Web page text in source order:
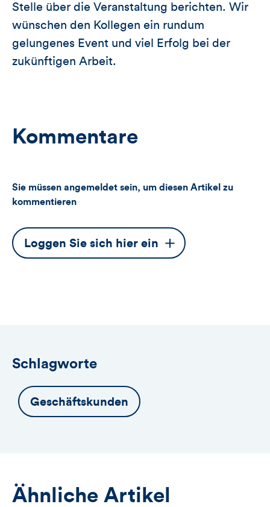
Stelle über die Veranstaltung berichten. Wir
wünschen den Kollegen ein rundum
gelungenes Event und viel Erfolg bei der
zukünftigen Arbeit.
Kommentare
Sie müssen angemeldet sein, um diesen Artikel zu
kommentieren
Dieser
Button
Loggen Sie sich hier ein
Schlagworte
Geschäftskunden
Ähnliche Artikel